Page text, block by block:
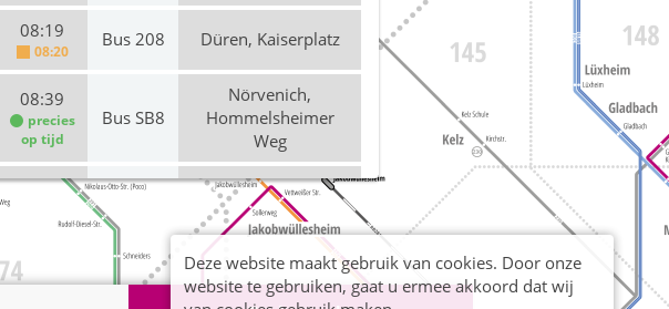
08:19
08:20
Bus 208 Düren, Kaiserplatz
08:39
precies
op tijd
Bus SB8
Nörvenich,
Hommelsheimer
Weg
08:51
op tijd
Bus 208 Düren, Kaiserplatz
09:00 Bus SB8
Düren, Bahnhof /
ZOB (Bus)
Deze website maakt gebruik van cookies. Door onze
website te gebruiken, gaat u ermee akkoord dat wij